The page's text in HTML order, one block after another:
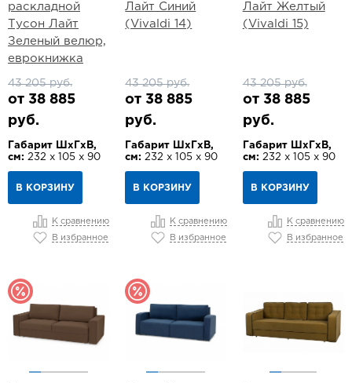
раскладной
Тусон Лайт
Зеленый велюр,
еврокнижка
43 205 руб.
от 38 885
руб.
Габарит ШхГхВ,
см: 232 х 105 х 90
В КОРЗИНУ
К сравнению
В избранное
Лайт Синий
(Vivaldi 14)
43 205 руб.
от 38 885
руб.
Габарит ШхГхВ,
см: 232 х 105 х 90
В КОРЗИНУ
К сравнению
В избранное
Лайт Желтый
(Vivaldi 15)
43 205 руб.
от 38 885
руб.
Габарит ШхГхВ,
см: 232 х 105 х 90
В КОРЗИНУ
К сравнению
В избранное